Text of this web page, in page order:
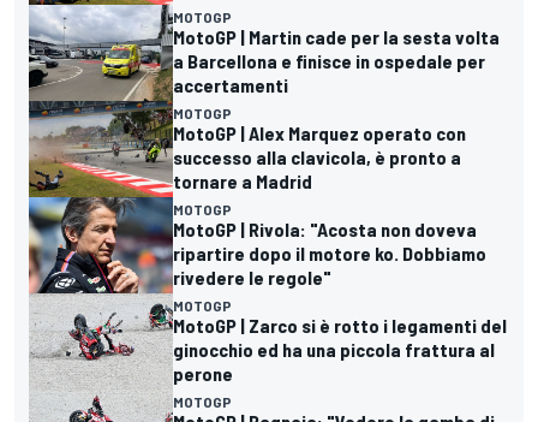
MOTOGP
MotoGP | Martin cade per la sesta volta
a Barcellona e finisce in ospedale per
accertamenti
MOTOGP
MotoGP | Alex Marquez operato con
successo alla clavicola, è pronto a
tornare a Madrid
MOTOGP
MotoGP | Rivola: "Acosta non doveva
ripartire dopo il motore ko. Dobbiamo
rivedere le regole"
MOTOGP
MotoGP | Zarco si è rotto i legamenti del
ginocchio ed ha una piccola frattura al
perone
MOTOGP